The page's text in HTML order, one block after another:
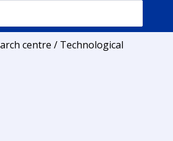
centre / Technological